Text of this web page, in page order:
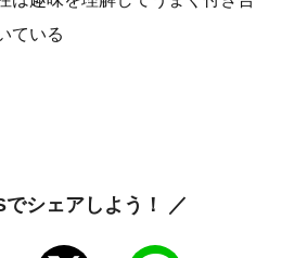
ている
でシェアしよう！ ／